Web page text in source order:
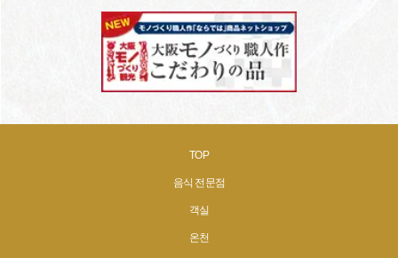
TOP
음식 전문점
객실
온천